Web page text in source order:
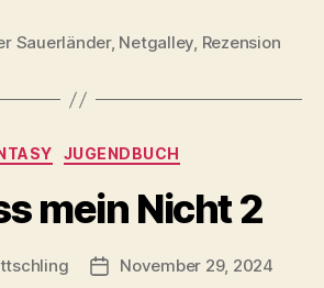
Sauerländer, Netgalley, Rezension
Kategorien
JUGENDBUCH
mein Nicht 2
Veröffentlichungsdatum
November 29, 2024